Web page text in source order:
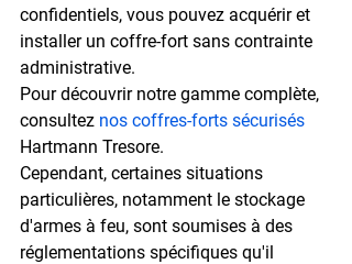
confidentiels, vous pouvez acquérir et
installer un coffre-fort sans contrainte
administrative.
Pour découvrir notre gamme complète,
consultez nos coffres-forts sécurisés
Hartmann Tresore.
Cependant, certaines situations
particulières, notamment le stockage
d'armes à feu, sont soumises à des
réglementations spécifiques qu'il